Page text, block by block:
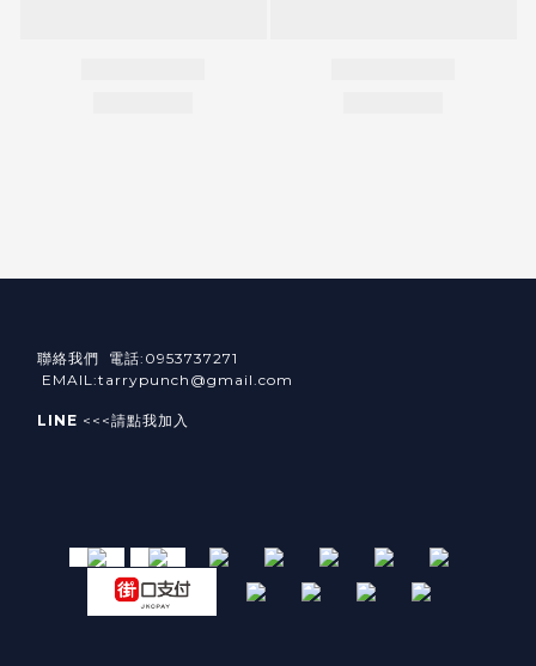
聯絡我們 電話:0953737271
EMAIL:tarrypunch@gmail.com
LINE <<<請點我加入